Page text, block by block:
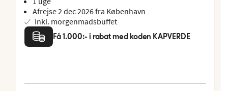
Afrejse 2 dec 2026 fra København
Inkl. morgenmadsbuffet
Få 1.000:- i rabat med koden KAPVERDE